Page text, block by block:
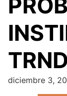
TRND
diciembre 3,